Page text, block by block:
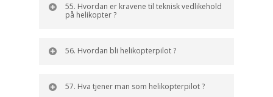
55. Hvordan er kravene til teknisk vedlikehold
på helikopter ?
56. Hvordan bli helikopterpilot ?
57. Hva tjener man som helikopterpilot ?